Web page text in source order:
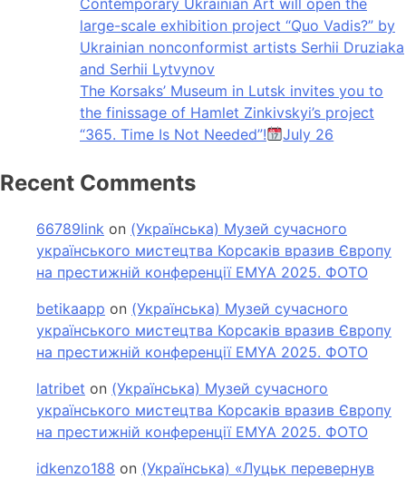
large-scale exhibition project “Quo Vadis?” by
Ukrainian nonconformist artists Serhii Druziaka
and Serhii Lytvynov
The Korsaks’ Museum in Lutsk invites you to
the finissage of Hamlet Zinkivskyi’s project
“365. Time Is Not Needed”!
July 26
Recent Comments
66789link on (Українська) Музей сучасного
українського мистецтва Корсаків вразив Європу
на престижній конференції EMYA 2025. ФОТО
betikaapp on (Українська) Музей сучасного
українського мистецтва Корсаків вразив Європу
на престижній конференції EMYA 2025. ФОТО
latribet on (Українська) Музей сучасного
українського мистецтва Корсаків вразив Європу
на престижній конференції EMYA 2025. ФОТО
idkenzo188 on (Українська) «Луцьк перевернув